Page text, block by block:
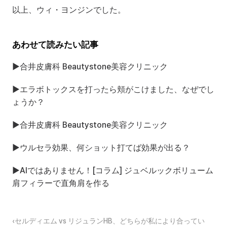
以上、ウィ・ヨンジンでした。
あわせて読みたい記事
▶合井皮膚科 Beautystone美容クリニック
▶エラボトックスを打ったら頬がこけました、なぜでし
ょうか？
▶合井皮膚科 Beautystone美容クリニック
▶ウルセラ効果、何ショット打てば効果が出る？
▶AIではありません！[コラム] ジュベルックボリューム
肩フィラーで直角肩を作る
‹セルディエム vs リジュランHB、どちらが私により合ってい